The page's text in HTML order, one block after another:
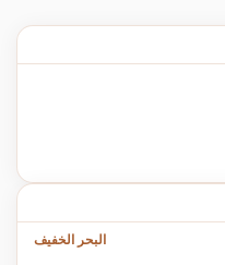
البحر الخفيف